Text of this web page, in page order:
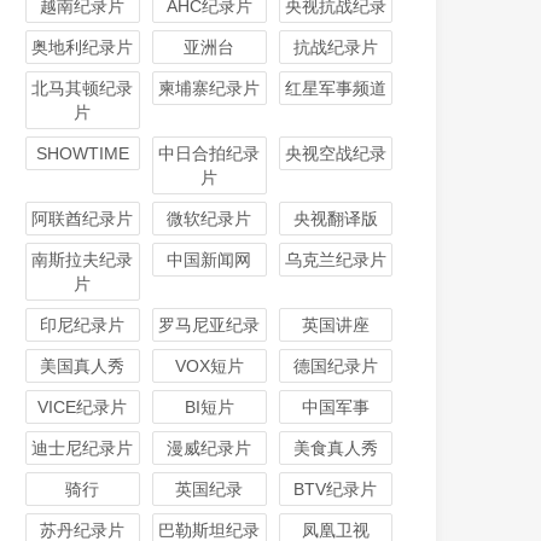
越南纪录片 AHC纪录片 央视抗战纪录
奥地利纪录片 亚洲台 抗战纪录片
北马其顿纪录
片
柬埔寨纪录片 红星军事频道
SHOWTIME
中日合拍纪录
片
央视空战纪录
阿联酋纪录片 微软纪录片 央视翻译版
南斯拉夫纪录
片
中国新闻网 乌克兰纪录片
印尼纪录片 罗马尼亚纪录 英国讲座
美国真人秀 VOX短片 德国纪录片
VICE纪录片 BI短片 中国军事
迪士尼纪录片 漫威纪录片 美食真人秀
骑行 英国纪录 BTV纪录片
苏丹纪录片
巴勒斯坦纪录
凤凰卫视